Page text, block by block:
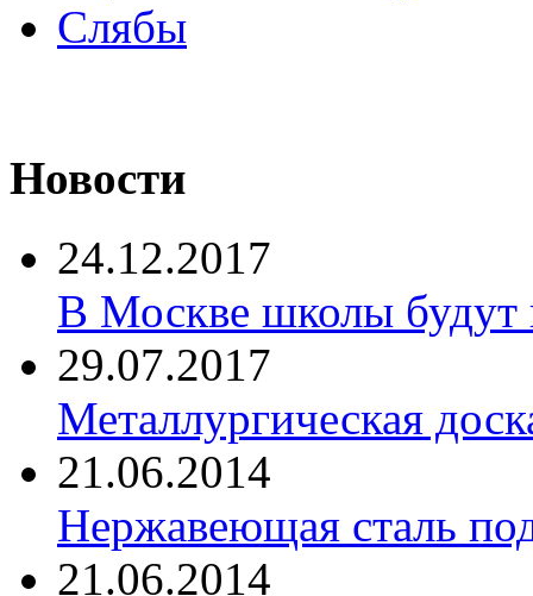
Слябы
Новости
24.12.2017
В Москве школы будут
29.07.2017
Металлургическая
21.06.2014
Нержавеющая сталь
21.06.2014